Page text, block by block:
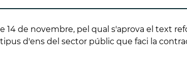
14 de novembre, pel qual s'aprova el text
d'ens del sector públic que faci la